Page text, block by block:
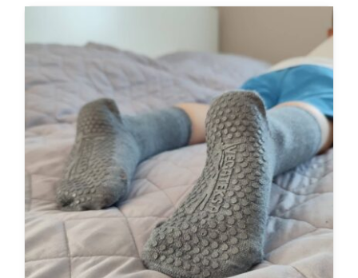
tootel
mitu
varianti.
Valikuid
teha
tootelehel.